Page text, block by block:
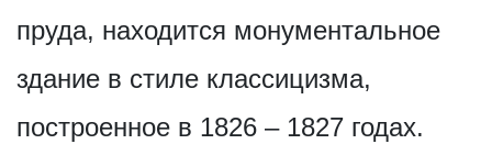
пруда, находится монументальное
здание в стиле классицизма,
построенное в 1826 – 1827 годах.